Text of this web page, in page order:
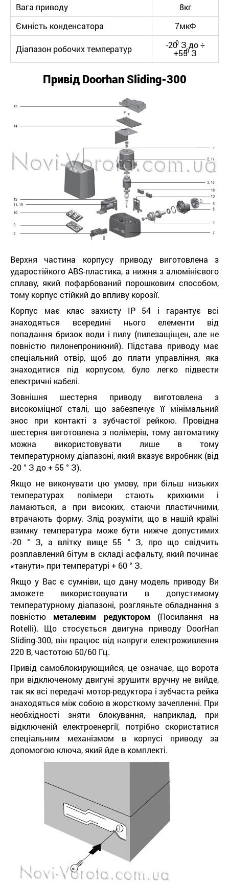
Вага приводу
8кг
Ємність конденсатора
7мкФ
Діапазон робочих температур -200 З до ÷
+550 З
Привід DoorhanSliding-300
Верхня частина корпусу приводу виготовлена ​​з
ударостійкого ABS-пластика, а нижня з алюмінієвого
сплаву, який пофарбований порошковим способом,
тому корпус стійкий до впливу корозії.
Корпус має клас захисту IP 54 і гарантує всі
знаходяться всередині нього елементи від
попадання бризок води і пилу (пилезащіщен, але не
повністю пилонепроникний). Підстава приводу має
спеціальний отвір, щоб до плати управління, яка
знаходитися під корпусом, було легко підвести
електричні кабелі.
Зовнішня шестерня приводу виготовлена ​​з
високоміцної сталі, що забезпечує її мінімальний
знос при контакті з зубчастої рейкою. Провідна
шестерня виготовлена ​​з полімерів, тому автоматику
можна використовувати лише в тому
температурному діапазоні, який вказує виробник (від
-20 ° З до + 55 ° З).
Якщо не виконувати цю умову, при більш низьких
температурах полімери стають крихкими і
ламаються, а при високих, стаючи пластичними,
втрачають форму. Злід розуміти, що в нашій країні
взимку температура може бути нижче допустимих
-20 ° З, а влітку вище 55 ° З, про що свідчить
розплавлений бітум в складі асфальту, який починає
«танути» при температурі + 60 ° З.
Якщо у Вас є сумніви, що дану модель приводу Ви
зможете використовувати в допустимому
температурному діапазоні, розгляньте обладнання з
повністю металевим редуктором (Посилання на
Rotelli). Що стосується двигуна приводу DoorHan
Sliding-300, він працює від напруги електроживлення
220 В, частотою 50/60 Гц.
Привід самоблокирующийся, це означає, що ворота
при відключеному двигуні зрушити вручну не вийде,
так як всі передачі мотор-редуктора і зубчаста рейка
знаходяться між собою в жорсткому зачепленні. При
необхідності зняти блокування, наприклад, при
відключеній електроенергії, потрібно скористатися
спеціальним механізмом в корпусі приводу за
допомогою ключа, який йде в комплекті.